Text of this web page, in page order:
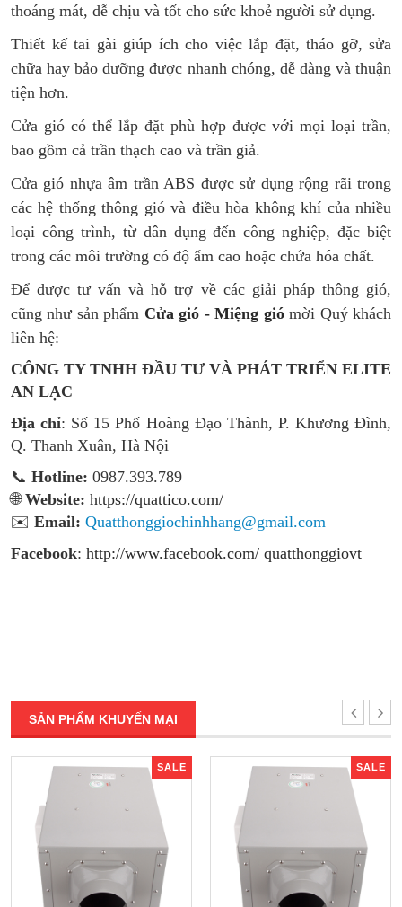
thoáng mát, dễ chịu và tốt cho sức khoẻ người sử dụng.
Thiết kế tai gài giúp ích cho việc lắp đặt, tháo gỡ, sửa
chữa hay bảo dưỡng được nhanh chóng, dễ dàng và thuận
tiện hơn.
Cửa gió có thể lắp đặt phù hợp được với mọi loại trần,
bao gồm cả trần thạch cao và trần giả.
Cửa gió nhựa âm trần ABS được sử dụng rộng rãi trong
các hệ thống thông gió và điều hòa không khí của nhiều
loại công trình, từ dân dụng đến công nghiệp, đặc biệt
trong các môi trường có độ ẩm cao hoặc chứa hóa chất.
Để được tư vấn và hỗ trợ về các giải pháp thông gió,
cũng như sản phẩm Cửa gió - Miệng giómời Quý khách
liên hệ:
CÔNG TY TNHH ĐẦU TƯ VÀ PHÁT TRIỂN ELITE
AN LẠC
Địa chỉ: Số 15 Phố Hoàng Đạo Thành, P. Khương Đình,
Q. Thanh Xuân, Hà Nội
📞 Hotline: 0987.393.789
🌐Website: https://quattico.com/
✉️ Email: Quatthonggiochinhhang@gmail.com
Facebook: http://www.facebook.com/ quatthonggiovt
SẢN PHẨM KHUYẾN MẠI
SALE SALE